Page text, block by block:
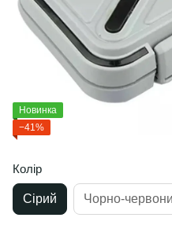
Новинка
−41%
Колір
Сірий Чорно-